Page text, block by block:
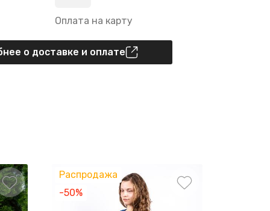
Оплата на карту
о доставке и оплате
Распродажа
-50%